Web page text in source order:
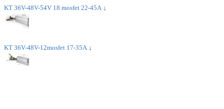
KT 36V-48V-54V 18 mosfet 22-45A ↓
KT 36V-48V-12mosfet 17-35A ↓